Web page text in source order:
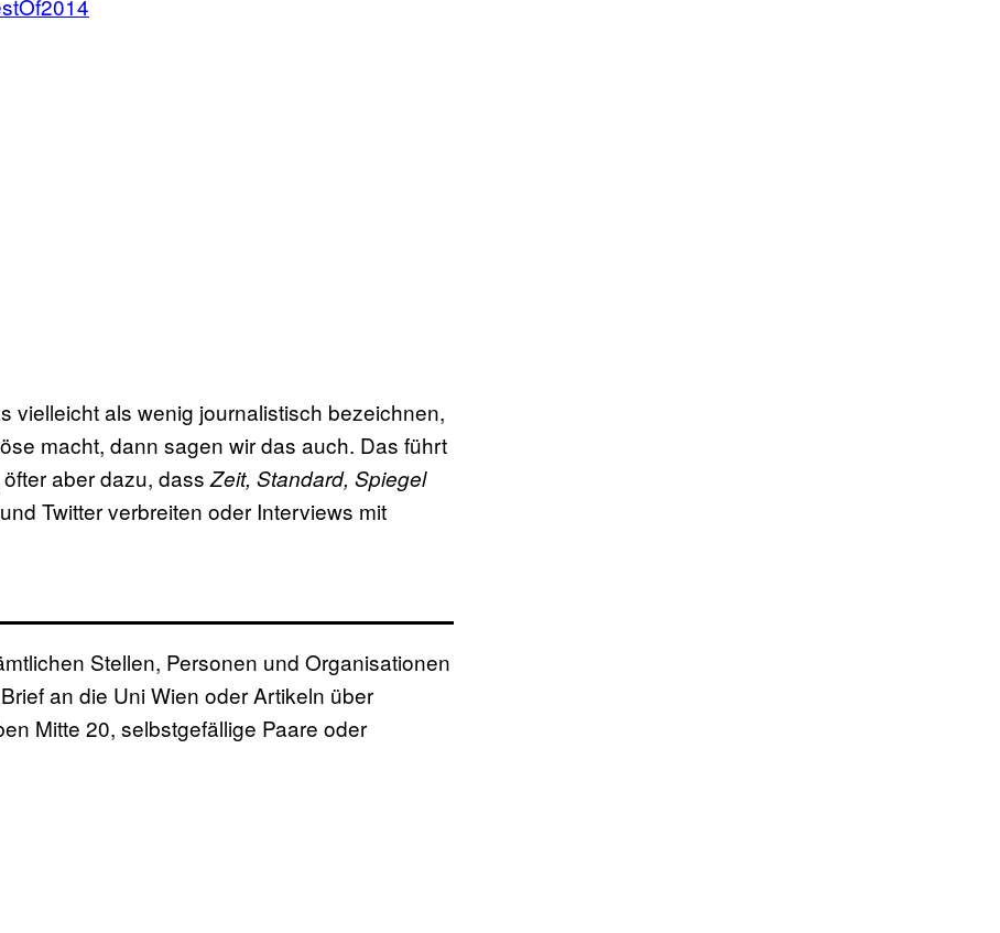
vielleicht als wenig journalistisch bezeichnen,
macht, dann sagen wir das auch. Das führt
aber dazu, dass Zeit, Standard, Spiegel
Twitter verbreiten oder Interviews mit
Stellen, Personen und Organisationen
an die Uni Wien oder Artikeln über
Mitte 20, selbstgefällige Paare oder